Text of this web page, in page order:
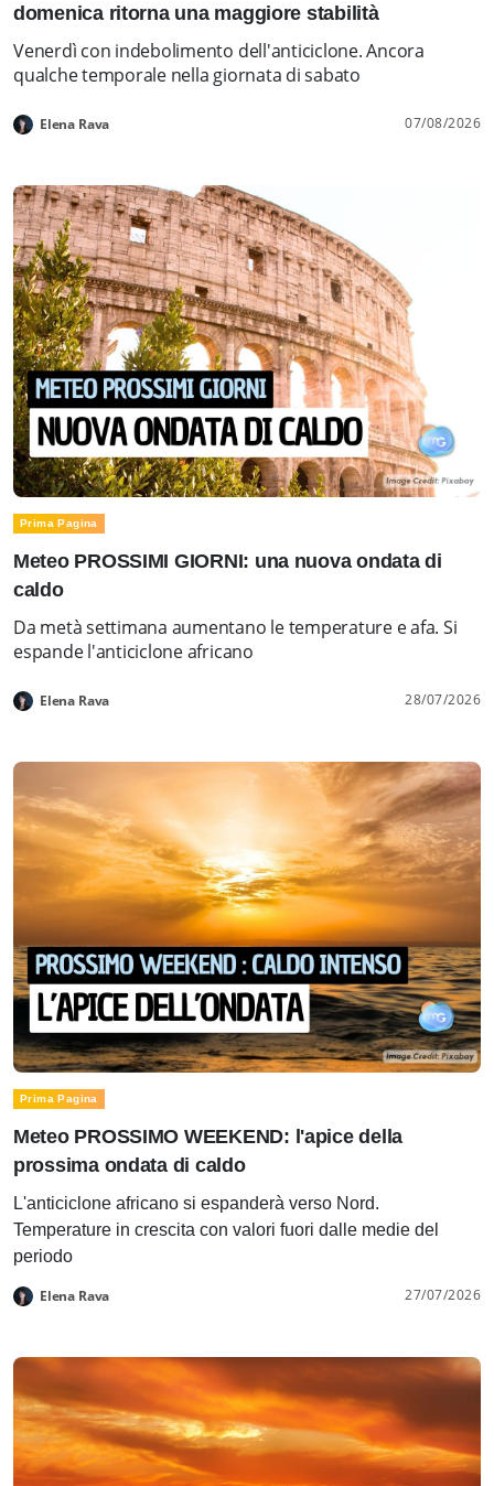
domenica ritorna una maggiore stabilità
Venerdì con indebolimento dell'anticiclone. Ancora
qualche temporale nella giornata di sabato
Elena Rava 07/08/2026
Prima Pagina
Meteo PROSSIMI GIORNI: una nuova ondata di
caldo
Da metà settimana aumentano le temperature e afa. Si
espande l'anticiclone africano
Elena Rava 28/07/2026
Prima Pagina
Meteo PROSSIMO WEEKEND: l'apice della
prossima ondata di caldo
L'anticiclone africano si espanderà verso Nord.
Temperature in crescita con valori fuori dalle medie del
periodo
Elena Rava 27/07/2026